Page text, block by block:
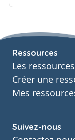
Ressources
Les ressources
Créer une
Mes
Suivez-nous